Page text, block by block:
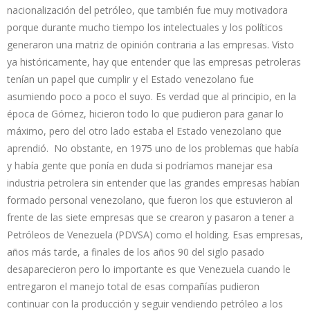
nacionalización del petróleo, que también fue muy motivadora
porque durante mucho tiempo los intelectuales y los políticos
generaron una matriz de opinión contraria a las empresas. Visto
ya históricamente, hay que entender que las empresas petroleras
tenían un papel que cumplir y el Estado venezolano fue
asumiendo poco a poco el suyo. Es verdad que al principio, en la
época de Gómez, hicieron todo lo que pudieron para ganar lo
máximo, pero del otro lado estaba el Estado venezolano que
aprendió. No obstante, en 1975 uno de los problemas que había
y había gente que ponía en duda si podríamos manejar esa
industria petrolera sin entender que las grandes empresas habían
formado personal venezolano, que fueron los que estuvieron al
frente de las siete empresas que se crearon y pasaron a tener a
Petróleos de Venezuela (PDVSA) como el holding. Esas empresas,
años más tarde, a finales de los años 90 del siglo pasado
desaparecieron pero lo importante es que Venezuela cuando le
entregaron el manejo total de esas compañías pudieron
continuar con la producción y seguir vendiendo petróleo a los